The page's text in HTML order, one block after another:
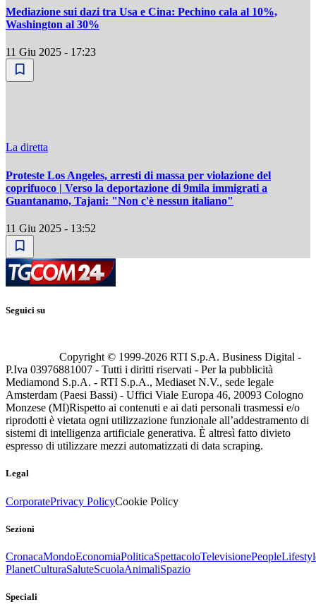
Mediazione sui dazi tra Usa e Cina: Pechino cala al 10%,
Washington al 30%
11 Giu 2025 - 17:23
La diretta
Proteste Los Angeles, arresti di massa per violazione del
coprifuoco | Verso la deportazione di 9mila immigrati a
Guantanamo, Tajani: "Non c'è nessun italiano"
11 Giu 2025 - 13:52
Seguici su
Copyright © 1999-2026 RTI S.p.A. Business Digital -
P.Iva 03976881007 - Tutti i diritti riservati - Per la pubblicità
Mediamond S.p.A. - RTI S.p.A., Mediaset N.V., sede legale
Amsterdam (Paesi Bassi) - Uffici Viale Europa 46, 20093 Cologno
Monzese (MI)Rispetto ai contenuti e ai dati personali trasmessi e/o
riprodotti è vietata ogni utilizzazione funzionale all’addestramento di
sistemi di intelligenza artificiale generativa. È altresì fatto divieto
espresso di utilizzare mezzi automatizzati di data scraping.
Legal
CorporatePrivacy PolicyCookie Policy
Sezioni
CronacaMondoEconomiaPoliticaSpettacoloTelevisionePeople
PlanetCulturaSaluteScuolaAnimaliSpazio
Speciali